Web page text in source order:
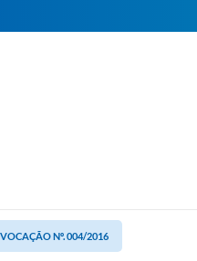
Nº. 004/2016